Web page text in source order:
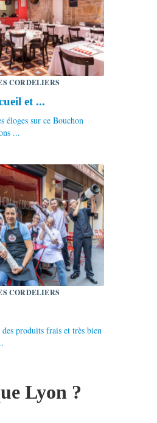
CORDELIERS
et ...
éloges sur ce Bouchon
...
CORDELIERS
des produits frais et très bien
Lyon ?